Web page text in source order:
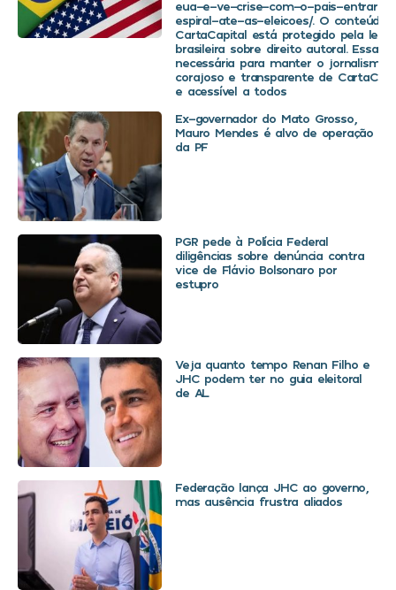
eua-e-ve-crise-com-o-pais-entrar-
espiral-ate-as-eleicoes/. O conteúdo
CartaCapital está protegido pela
brasileira sobre direito autoral. Essa
necessária para manter o jornalismo
corajoso e transparente de
e acessível a todos
Ex-governador do Mato Grosso,
Mauro Mendes é alvo de operação
da PF
PGR pede à Polícia Federal
diligências sobre denúncia contra
vice de Flávio Bolsonaro por
estupro
Veja quanto tempo Renan Filho e
JHC podem ter no guia eleitoral
de AL
Federação lança JHC ao governo,
mas ausência frustra aliados